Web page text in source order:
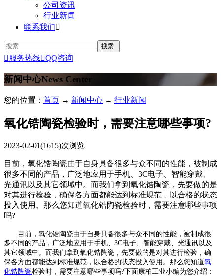
公司资讯
行业新闻
联系我们
 服务热线QQ咨询
新闻中心News Center
您的位置： 首页 → 新闻中心 → 行业新闻
氧化锆陶瓷检验时，需要注意哪些事项?
2023-02-01(1615)次浏览
目前，氧化锆陶瓷由于自身具备很多与众不同的性能，被制成
很多不同的产品，广泛地应用于手机、3C电子、智能穿戴、
光通讯以及其它领域中。而我们拿到氧化锆陶瓷，先要做的是
对其进行检验，确保各方面都能达到标准规范，以合格的状态
投入使用。那么您知道氧化锆陶瓷检验时，需要注意哪些事项
吗?
目前，氧化锆陶瓷由于自身具备很多与众不同的性能，被制成很
多不同的产品，广泛地应用于手机、3C电子、智能穿戴、光通讯以及
其它领域中。而我们拿到氧化锆陶瓷，先要做的是对其进行检验，确
保各方面都能达到标准规范，以合格的状态投入使用。那么您知道氧
化锆陶瓷检验时，需要注意哪些事项吗?下面康柏工业小编为您介绍：